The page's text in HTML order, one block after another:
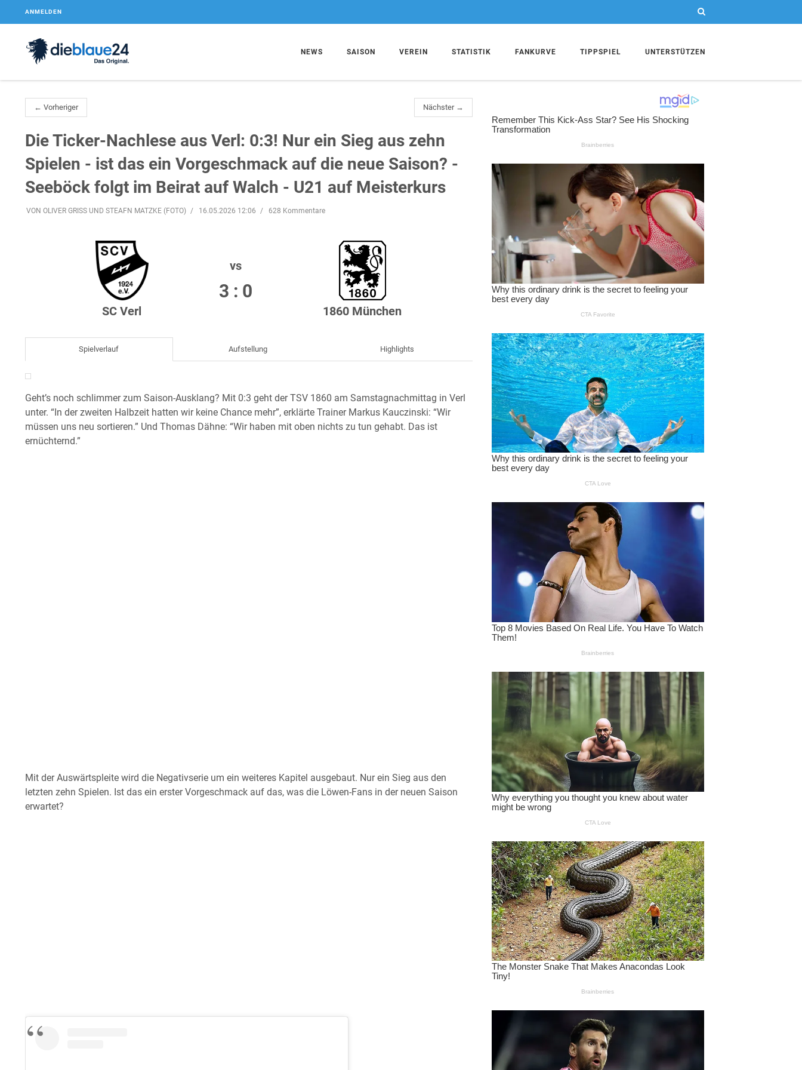
ANMELDEN
NEWS SAISON VEREIN STATISTIK FANKURVE TIPPSPIEL UNTERSTÜTZEN
← Vorheriger Nächster →
Die Ticker-Nachlese aus Verl: 0:3! Nur ein Sieg aus zehn
Spielen - ist das ein Vorgeschmack auf die neue Saison? -
Seeböck folgt im Beirat auf Walch - U21 auf Meisterkurs
VON OLIVER GRISS UND STEAFN MATZKE (FOTO) 16.05.2026 12:06 628 Kommentare
SC Verl
vs
3 : 0
1860 München
Spielverlauf Aufstellung Highlights
Geht’s noch schlimmer zum Saison-Ausklang? Mit 0:3 geht der TSV 1860 am Samstagnachmittag in Verl
unter. “In der zweiten Halbzeit hatten wir keine Chance mehr”, erklärte Trainer Markus Kauczinski: “Wir
müssen uns neu sortieren.” Und Thomas Dähne: “Wir haben mit oben nichts zu tun gehabt. Das ist
ernüchternd.”
Mit der Auswärtspleite wird die Negativserie um ein weiteres Kapitel ausgebaut. Nur ein Sieg aus den
letzten zehn Spielen. Ist das ein erster Vorgeschmack auf das, was die Löwen-Fans in der neuen Saison
erwartet?